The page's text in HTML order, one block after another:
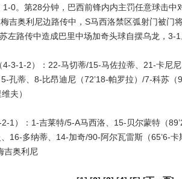
1-0。第28分钟，巴西前锋内内主罚任意球击中
吉奥利尼边路传中，S马西洛禁区弧射门被门
左路传中造成巴里中场加奇头球自摆乌龙，3-1
1-2）：22-马切蒂/15-马佐拉蒂、21-卡尼尼
孔蒂、8-比昂迪尼（72’18-帕罗拉）/7-科苏
夫）
）：1-吉莱特/5-A马西洛、15-贝尔蒙特（
16-多纳蒂、14-加奇/90-阿尔瓦雷斯（65’6-卡
吉奥利尼